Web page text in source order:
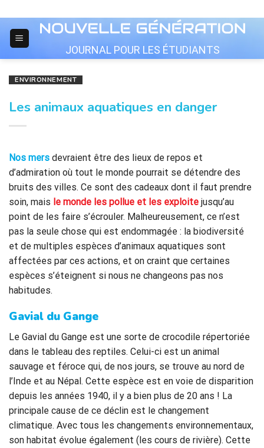
to
content
JOURNAL POUR LES ÉTUDIANTS
ENVIRONNEMENT
Les animaux aquatiques en danger
Nos mers devraient être des lieux de repos et
d’admiration où tout le monde pourrait se détendre des
bruits des villes. Ce sont des cadeaux dont il faut prendre
soin, mais le monde les pollue et les exploite jusqu’au
point de les faire s’écrouler. Malheureusement, ce n’est
pas la seule chose qui est endommagée : la biodiversité
et de multiples espèces d’animaux aquatiques sont
affectées par ces actions, et on craint que certaines
espèces s’éteignent si nous ne changeons pas nos
habitudes.
Gavial du Gange
Le Gavial du Gange est une sorte de crocodile répertoriée
dans le tableau des reptiles. Celui-ci est un animal
sauvage et féroce qui, de nos jours, se trouve au nord de
l’Inde et au Népal. Cette espèce est en voie de disparition
depuis les années 1940, il y a bien plus de 20 ans ! La
principale cause de ce déclin est le changement
climatique. Avec tous les changements environnementaux,
son habitat évolue également (les cours de rivière). Cette